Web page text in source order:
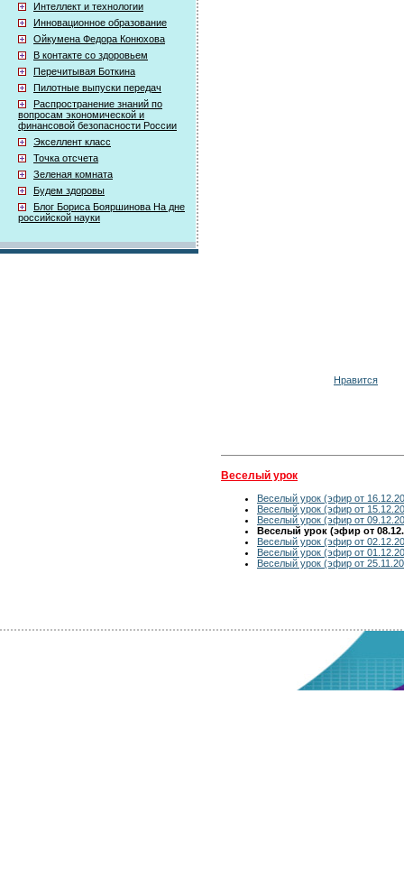
Интеллект и технологии
Инновационное образование
Ойкумена Федора Конюхова
В контакте со здоровьем
Перечитывая Боткина
Пилотные выпуски передач
Распространение знаний по
вопросам экономической и
финансовой безопасности России
Экселлент класс
Точка отсчета
Зеленая комната
Будем здоровы
Блог Бориса Бояршинова На дне
российской науки
Нравится
Веселый урок
Веселый урок (эфир от
Веселый урок (эфир от
Веселый урок (эфир от
Веселый урок (эфир от
Веселый урок (эфир от
Веселый урок (эфир от
Веселый урок (эфир от